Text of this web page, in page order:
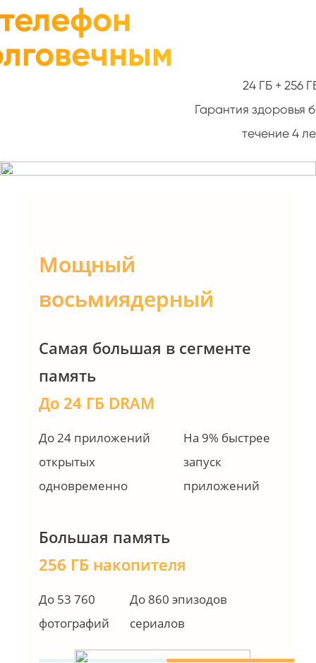
24 ГБ + 256
Гарантия здоровья
течение 4
Мощный
восьмиядерный
Самая большая в сегменте
память
До 24 ГБ DRAM
До 24 приложений
открытых
одновременно
На 9% быстрее
запуск
приложений
Большая память
256 ГБ накопителя
До 53 760
фотографий
До 860 эпизодов
сериалов